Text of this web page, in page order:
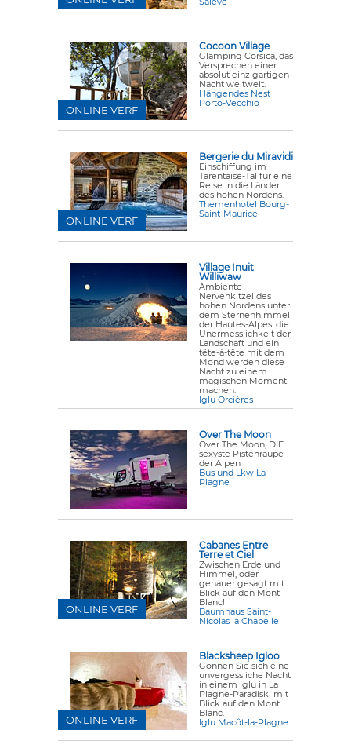
Cocoon Village
Glamping Corsica, das
Versprechen einer
absolut einzigartigen
Nacht weltweit.
Hängendes Nest
Porto-Vecchio
ONLINE VERF
Bergerie du Miravidi
Einschiffung im
Tarentaise-Tal für eine
Reise in die Länder
des hohen Nordens.
Themenhotel Bourg-
Saint-Maurice
ONLINE VERF
Village Inuit
Williwaw
Ambiente
Nervenkitzel des
hohen Nordens unter
dem Sternenhimmel
der Hautes-Alpes: die
Unermesslichkeit der
Landschaft und ein
tête-à-tête mit dem
Mond werden diese
Nacht zu einem
magischen Moment
machen.
Iglu Orcières
Over The Moon
Over The Moon, DIE
sexyste Pistenraupe
der Alpen
Bus und Lkw La
Plagne
Cabanes Entre
Terre et Ciel
Zwischen Erde und
Himmel, oder
genauer gesagt mit
Blick auf den Mont
Blanc!
Baumhaus Saint-
Nicolas la Chapelle
ONLINE VERF
Blacksheep Igloo
Gönnen Sie sich eine
unvergessliche Nacht
in einem Iglu in La
Plagne-Paradiski mit
Blick auf den Mont
Blanc.
Iglu Macôt-la-Plagne
ONLINE VERF